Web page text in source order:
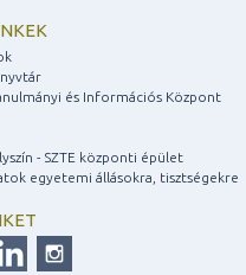
és Információs Központ
- SZTE központi épület
egyetemi állásokra, tisztségekre